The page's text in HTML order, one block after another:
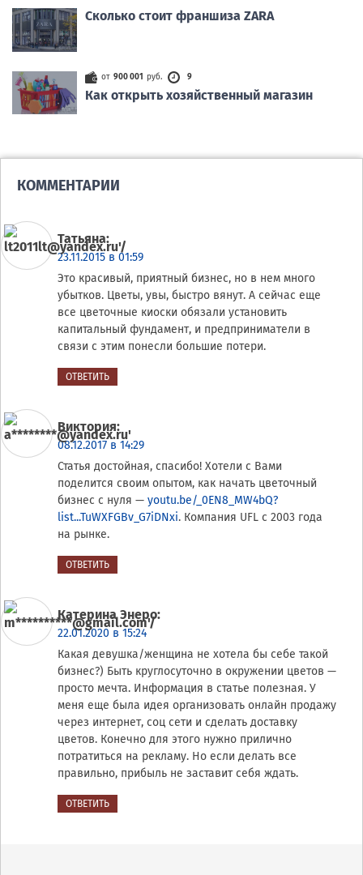
Сколько стоит франшиза ZARA
от 900 001 руб. 9
Как открыть хозяйственный магазин
КОММЕНТАРИИ
Татьяна:
23.11.2015 в 01:59
Это красивый, приятный бизнес, но в нем много
убытков. Цветы, увы, быстро вянут. А сейчас еще
все цветочные киоски обязали установить
капитальный фундамент, и предприниматели в
связи с этим понесли большие потери.
ОТВЕТИТЬ
Виктория:
08.12.2017 в 14:29
Статья достойная, спасибо! Хотели с Вами
поделится своим опытом, как начать цветочный
бизнес с нуля — youtu.be/_0EN8_MW4bQ?
list...TuWXFGBv_G7iDNxi. Компания UFL с 2003 года
на рынке.
ОТВЕТИТЬ
Катерина Энеро:
22.01.2020 в 15:24
Какая девушка/женщина не хотела бы себе такой
бизнес?) Быть круглосуточно в окружении цветов —
просто мечта. Информация в статье полезная. У
меня еще была идея организовать онлайн продажу
через интернет, соц сети и сделать доставку
цветов. Конечно для этого нужно прилично
потратиться на рекламу. Но если делать все
правильно, прибыль не заставит себя ждать.
ОТВЕТИТЬ